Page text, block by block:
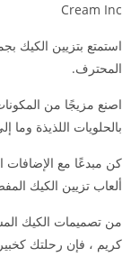
Cream Inc
استمتع بتزيين الكيك
المحترف.
اصنع مزيجًا من
بالحلويات اللذيذة وما
كن مبدعًا مع الإضافات
ألعاب تزيين الكيك
من تصميمات الكيك
كريم ، فإن رحلتك